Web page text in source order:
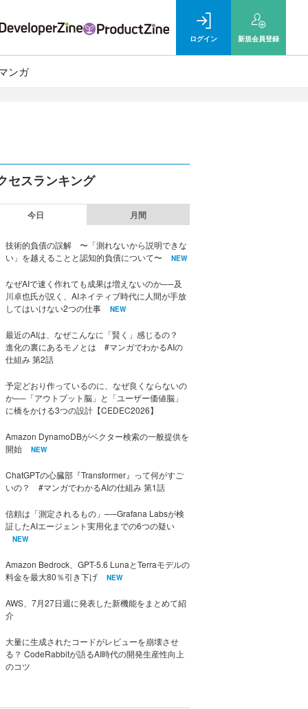
ログイン 新規会員登録
ンガ
セスランキング
今日 月間
技術的負債の誤解 〜「測れないから説明できな
い」を越えることと認知的負債について〜
NEW
なぜAIで速く作れても成果は増えないのか──及
川卓也氏が説く、AIネイティブ時代に人間が手放
してはいけない2つの仕事
NEW
最近のAIは、なぜこんなに「賢く」感じるの？
進化の裏にあるモノとは #マンガでわかるAIの
仕組み 第2話
予定どおり作っているのに、なぜ良くならないの
か──「アウトプット脳」と「ユーザー価値脳」
に橋をかける3つの設計【CEDEC2026】
Amazon DynamoDBがベクター検索の一般提供を
開始
NEW
ChatGPTの心臓部『Transformer』って何がすご
いの？ #マンガでわかるAIの仕組み 第1話
信頼は「測定されるもの」──Grafana Labsが検
証したAIエージェント実用化までの6つの疑い
NEW
Amazon Bedrock、GPT-5.6 LunaとTerraモデルの
料金を最大80％引き下げ
NEW
AWS、7月27日週に発表した新機能をまとめて紹
介
大量に生成されたコードがレビューを崩壊させ
る？ CodeRabbitが語るAI時代の開発生産性向上
のコツ